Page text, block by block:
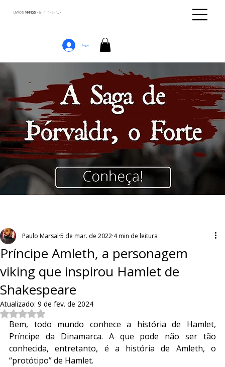
LIVROS VIKINGS · ᚢᛁᚴᛁᚴᛅᛒᛅᚴᛦ ·
Login
Príncipe Amleth, a personagem
viking que inspirou Hamlet de
Shakespeare
Paulo Marsal 5 de mar. de 2022 4 min de leitura
Atualizado: 9 de fev. de 2024
Avaliado com NaN de 5 estrelas.
Bem, todo mundo conhece a história de Hamlet,
Príncipe da Dinamarca. A que pode não ser tão
conhecida, entretanto, é a história de Amleth, o
“protótipo” de Hamlet.